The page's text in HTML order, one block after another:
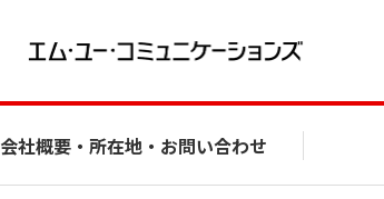
会社概要・所在地・お問い合わせ